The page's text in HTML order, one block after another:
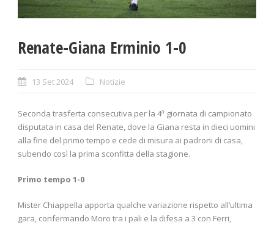
Renate-Giana Erminio 1-0
13 Set 2024 Notizie
Seconda trasferta consecutiva per la 4ª giornata di campionato
disputata in casa del Renate, dove la Giana resta in dieci uomini
alla fine del primo tempo e cede di misura ai padroni di casa,
subendo così la prima sconfitta della stagione.
Primo tempo 1-0
Mister Chiappella apporta qualche variazione rispetto all’ultima
gara, confermando Moro tra i pali e la difesa a 3 con Ferri,